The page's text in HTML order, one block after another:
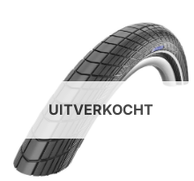
UITVERKOCHT